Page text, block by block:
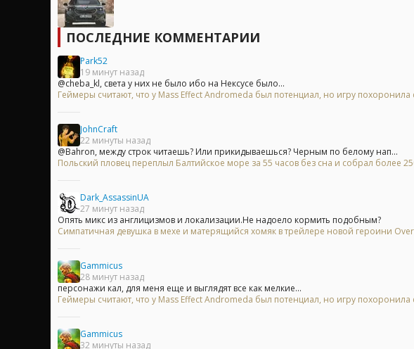
ПОСЛЕДНИЕ КОММЕНТАРИИ
Park52
19 минут назад
@cheba_kl, света у них не было ибо на Нексусе было...
Геймеры считают, что у Mass Effect Andromeda был потенциал, но игру похоронила
JohnCraft
22 минуты назад
@Bahron, между строк читаешь? Или прикидываешься? Черным по белому нап...
Польский пловец переплыл Балтийское море за 55 часов без сна и собрал более
Dark_AssassinUA
27 минут назад
Опять микс из англицизмов и локализации.Не надоело кормить подобным?
Симпатичная девушка в мехе и матерящийся хомяк в трейлере новой героини
Gammicus
28 минут назад
персонажи кал, для меня еще и выглядят все как мелкие...
Геймеры считают, что у Mass Effect Andromeda был потенциал, но игру похоронила
Gammicus
32 минуты назад